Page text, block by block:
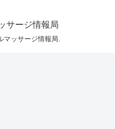
サージ情報局
ッサージ情報局.